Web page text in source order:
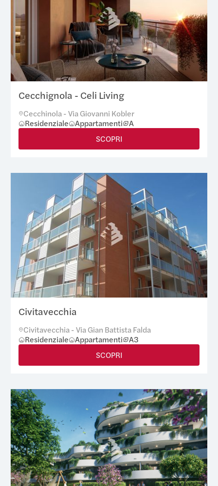
Cecchignola - Celi Living
Cecchinola - Via Giovanni Kobler
Residenziale
Appartamenti
A
SCOPRI
Civitavecchia
Civitavecchia - Via Gian Battista Falda
Residenziale
Appartamenti
A3
SCOPRI